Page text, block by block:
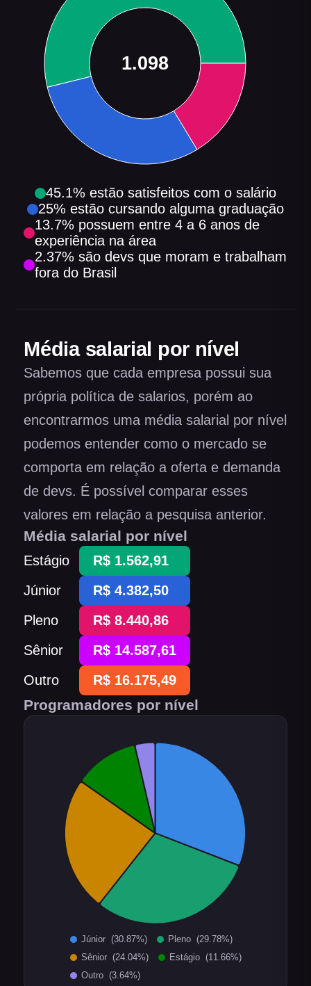
1.098
45.1% estão satisfeitos com o salário
25% estão cursando alguma graduação
13.7% possuem entre 4 a 6 anos de
experiência na área
2.37%são devs que moram e trabalham
fora do Brasil
Média salarial por nível
Sabemos que cada empresa possui sua
própria política de salarios, porém ao
encontrarmos uma média salarial por nível
podemos entender como o mercado se
comporta em relação a oferta e demanda
de devs. É possível comparar esses
valores em relação a pesquisa anterior.
Média salarial por nível
Estágio
R$ 1.562,91
Júnior
R$ 4.382,50
Pleno
R$ 8.440,86
Sênior
R$ 14.587,61
Outro
R$ 16.175,49
Programadores por nível